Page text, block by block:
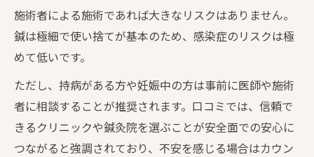
施術者による施術であれば大きなリスクはありません。
鍼は極細で使い捨てが基本のため、感染症のリスクは極
めて低いです。
ただし、持病がある方や妊娠中の方は事前に医師や施術
者に相談することが推奨されます。口コミでは、信頼で
きるクリニックや鍼灸院を選ぶことが安全面での安心に
つながると強調されており、不安を感じる場合はカウン